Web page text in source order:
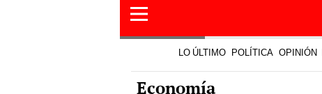
LO ÚLTIMO POLÍTICA OPINIÓN
Economía